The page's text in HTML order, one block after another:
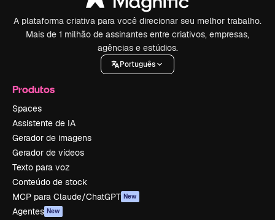
A plataforma criativa para você direcionar seu melhor trabalho.
Mais de 1 milhão de assinantes entre criativos, empresas,
agências e estúdios.
Português
Produtos
Spaces
Assistente de IA
Gerador de imagens
Gerador de vídeos
Texto para voz
Conteúdo de stock
MCP para Claude/ChatGPT New
Agentes New